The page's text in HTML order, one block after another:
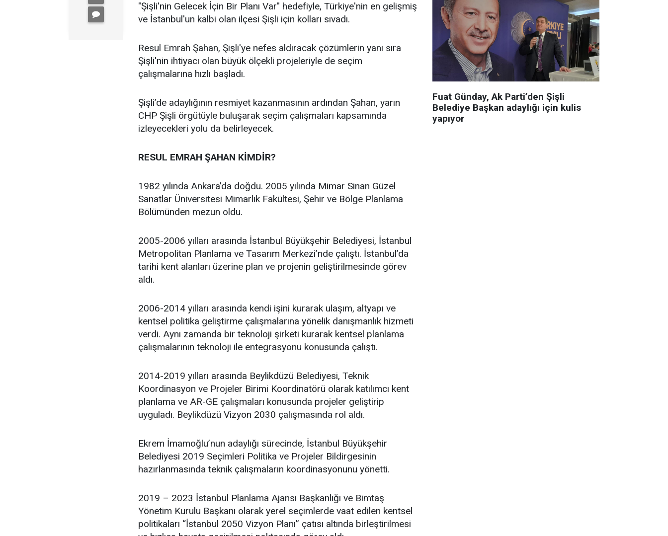
"Şişli'nin Gelecek İçin Bir Planı Var" hedefiyle, Türkiye'nin en gelişmiş
ve İstanbul'un kalbi olan ilçesi Şişli için kolları sıvadı.
Resul Emrah Şahan, Şişli'ye nefes aldıracak çözümlerin yanı sıra
Şişli'nin ihtiyacı olan büyük ölçekli projeleriyle de seçim
çalışmalarına hızlı başladı.
Şişli’de adaylığının resmiyet kazanmasının ardından Şahan, yarın
CHP Şişli örgütüyle buluşarak seçim çalışmaları kapsamında
izleyecekleri yolu da belirleyecek.
RESUL EMRAH ŞAHAN KİMDİR?
1982 yılında Ankara’da doğdu. 2005 yılında Mimar Sinan Güzel
Sanatlar Üniversitesi Mimarlık Fakültesi, Şehir ve Bölge Planlama
Bölümünden mezun oldu.
2005-2006 yılları arasında İstanbul Büyükşehir Belediyesi, İstanbul
Metropolitan Planlama ve Tasarım Merkezi’nde çalıştı. İstanbul’da
tarihi kent alanları üzerine plan ve projenin geliştirilmesinde görev
aldı.
2006-2014 yılları arasında kendi işini kurarak ulaşım, altyapı ve
kentsel politika geliştirme çalışmalarına yönelik danışmanlık hizmeti
verdi. Aynı zamanda bir teknoloji şirketi kurarak kentsel planlama
çalışmalarının teknoloji ile entegrasyonu konusunda çalıştı.
2014-2019 yılları arasında Beylikdüzü Belediyesi, Teknik
Koordinasyon ve Projeler Birimi Koordinatörü olarak katılımcı kent
planlama ve AR-GE çalışmaları konusunda projeler geliştirip
uyguladı. Beylikdüzü Vizyon 2030 çalışmasında rol aldı.
Ekrem İmamoğlu’nun adaylığı sürecinde, İstanbul Büyükşehir
Belediyesi 2019 Seçimleri Politika ve Projeler Bildirgesinin
hazırlanmasında teknik çalışmaların koordinasyonunu yönetti.
2019 – 2023 İstanbul Planlama Ajansı Başkanlığı ve Bimtaş
Yönetim Kurulu Başkanı olarak yerel seçimlerde vaat edilen kentsel
politikaları “İstanbul 2050 Vizyon Planı” çatısı altında birleştirilmesi
Fuat Günday, Ak Parti’den Şişli
Belediye Başkan adaylığı için kulis
yapıyor